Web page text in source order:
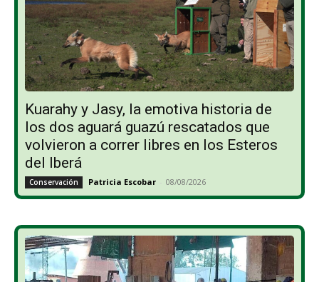
Kuarahy y Jasy, la emotiva historia de
los dos aguará guazú rescatados que
volvieron a correr libres en los Esteros
del Iberá
Conservación Patricia Escobar - 08/08/2026